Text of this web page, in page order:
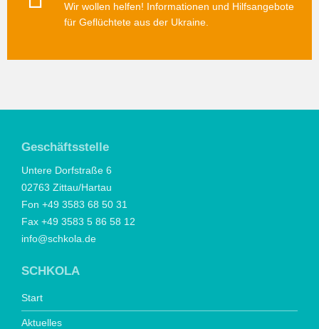
Wir wollen helfen! Informationen und Hilfsangebote
für Geflüchtete aus der Ukraine.
Geschäftsstelle
Untere Dorfstraße 6
02763 Zittau/Hartau
Fon +49 3583 68 50 31
Fax +49 3583 5 86 58 12
info@schkola.de
SCHKOLA
Start
Aktuelles